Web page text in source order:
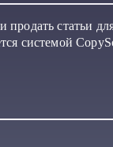
продать статьи
системой